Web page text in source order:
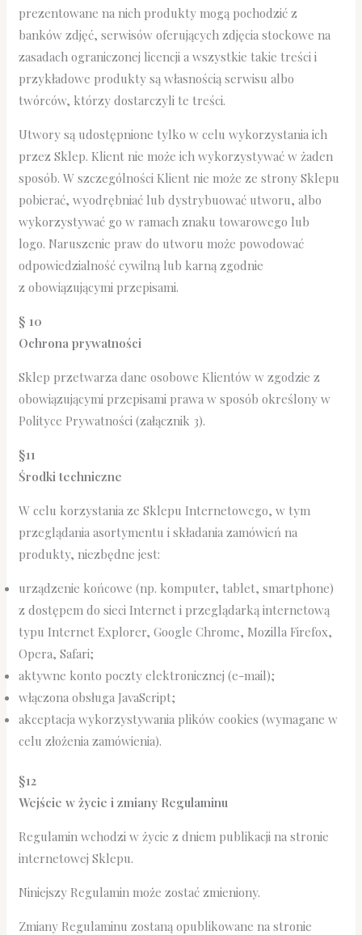
prezentowane na nich produkty mogą pochodzić z
banków zdjęć, serwisów oferujących zdjęcia stockowe na
zasadach ograniczonej licencji a wszystkie takie treści i
przykładowe produkty są własnością serwisu albo
twórców, którzy dostarczyli te treści.
Utwory są udostępnione tylko w celu wykorzystania ich
przez Sklep. Klient nie może ich wykorzystywać w żaden
sposób. W szczególności Klient nie może ze strony Sklepu
pobierać, wyodrębniać lub dystrybuować utworu, albo
wykorzystywać go w ramach znaku towarowego lub
logo. Naruszenie praw do utworu może powodować
odpowiedzialność cywilną lub karną zgodnie
z obowiązującymi przepisami.
§ 10
Ochrona prywatności
Sklep przetwarza dane osobowe Klientów w zgodzie z
obowiązującymi przepisami prawa w sposób określony w
Polityce Prywatności (załącznik 3).
§11
Środki techniczne
W celu korzystania ze Sklepu Internetowego, w tym
przeglądania asortymentu i składania zamówień na
produkty, niezbędne jest:
urządzenie końcowe (np. komputer, tablet, smartphone)
z dostępem do sieci Internet i przeglądarką internetową
typu Internet Explorer, Google Chrome, Mozilla Firefox,
Opera, Safari;
aktywne konto poczty elektronicznej (e-mail);
włączona obsługa JavaScript;
akceptacja wykorzystywania plików cookies (wymagane w
celu złożenia zamówienia).
§12
Wejście w życie i zmiany Regulaminu
Regulamin wchodzi w życie z dniem publikacji na stronie
internetowej Sklepu.
Niniejszy Regulamin może zostać zmieniony.
Zmiany Regulaminu zostaną opublikowane na stronie